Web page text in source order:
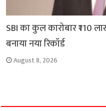
SBI का कुल कारोबार ₹110
बनाया नया रिकॉर्ड
August 8, 2026